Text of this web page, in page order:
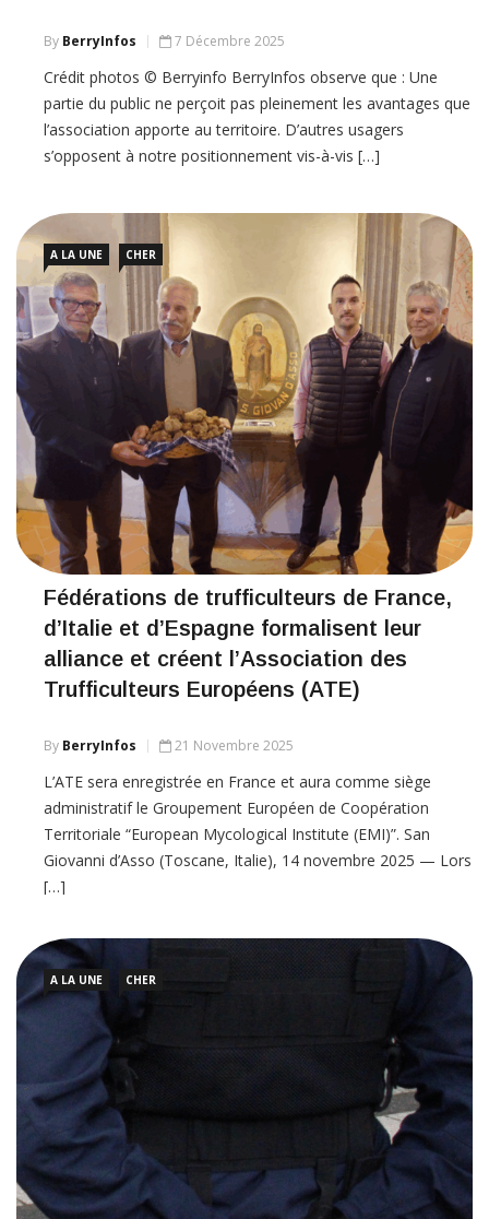
By BerryInfos 7 Décembre 2025
Crédit photos © Berryinfo BerryInfos observe que : Une
partie du public ne perçoit pas pleinement les avantages que
l’association apporte au territoire. D’autres usagers
s’opposent à notre positionnement vis-à-vis […]
A LA UNE CHER
Fédérations de trufficulteurs de France,
d’Italie et d’Espagne formalisent leur
alliance et créent l’Association des
Trufficulteurs Européens (ATE)
By BerryInfos 21 Novembre 2025
L’ATE sera enregistrée en France et aura comme siège
administratif le Groupement Européen de Coopération
Territoriale “European Mycological Institute (EMI)”. San
Giovanni d’Asso (Toscane, Italie), 14 novembre 2025 — Lors
[…]
A LA UNE CHER